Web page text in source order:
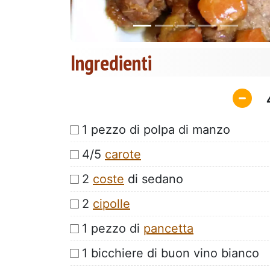
Ingredienti
1 pezzo di polpa di manzo
4/5 carote
2 coste di sedano
2 cipolle
1 pezzo di pancetta
1 bicchiere di buon vino bianco